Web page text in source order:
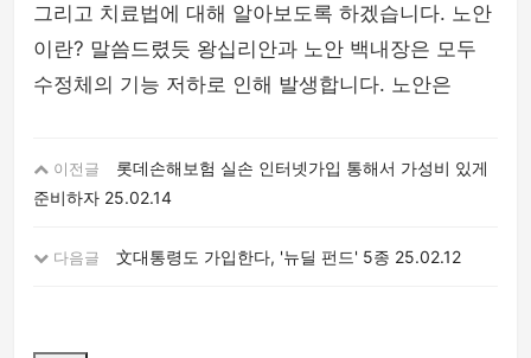
그리고 치료법에 대해 알아보도록 하겠습니다. 노안
이란? 말씀드렸듯 왕십리안과 노안 백내장은 모두
수정체의 기능 저하로 인해 발생합니다. 노안은
이전글
롯데손해보험 실손 인터넷가입 통해서 가성비 있게
준비하자 25.02.14
다음글 文대통령도 가입한다, '뉴딜 펀드' 5종 25.02.12